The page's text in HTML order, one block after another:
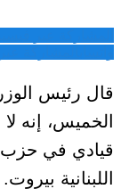
قال رئيس
الخميس، إنه
قيادي في حزب
اللبنانية بيروت.